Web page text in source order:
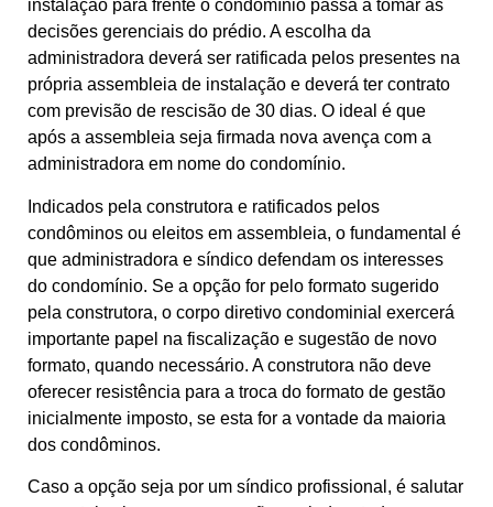
instalação para frente o condomínio passa a tomar as
decisões gerenciais do prédio. A escolha da
administradora deverá ser ratificada pelos presentes na
própria assembleia de instalação e deverá ter contrato
com previsão de rescisão de 30 dias. O ideal é que
após a assembleia seja firmada nova avença com a
administradora em nome do condomínio.
Indicados pela construtora e ratificados pelos
condôminos ou eleitos em assembleia, o fundamental é
que administradora e síndico defendam os interesses
do condomínio. Se a opção for pelo formato sugerido
pela construtora, o corpo diretivo condominial exercerá
importante papel na fiscalização e sugestão de novo
formato, quando necessário. A construtora não deve
oferecer resistência para a troca do formato de gestão
inicialmente imposto, se esta for a vontade da maioria
dos condôminos.
Caso a opção seja por um síndico profissional, é salutar